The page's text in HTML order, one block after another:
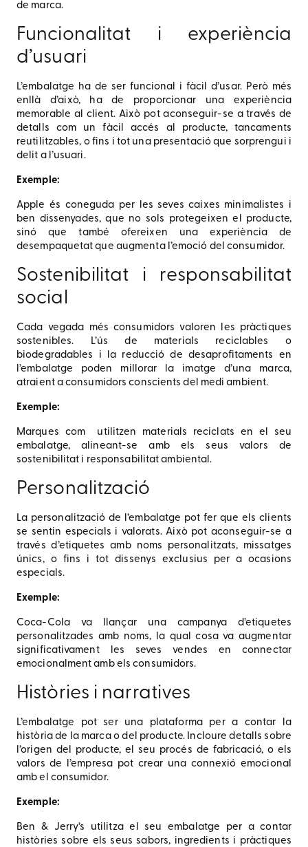
de marca.
Funcionalitat i experiència
d’usuari
L’embalatge ha de ser funcional i fàcil d’usar. Però més
enllà d’això, ha de proporcionar una experiència
memorable al client. Això pot aconseguir-se a través de
detalls com un fàcil accés al producte, tancaments
reutilitzables, o fins i tot una presentació que sorprengui i
delit a l’usuari.
Exemple:
Apple és coneguda per les seves caixes minimalistes i
ben dissenyades, que no sols protegeixen el producte,
sinó que també ofereixen una experiència de
desempaquetat que augmenta l’emoció del consumidor.
Sostenibilitat i responsabilitat
social
Cada vegada més consumidors valoren les pràctiques
sostenibles. L’ús de materials reciclables o
biodegradables i la reducció de desaprofitaments en
l’embalatge poden millorar la imatge d’una marca,
atraient a consumidors conscients del medi ambient.
Exemple:
Marques com utilitzen materials reciclats en el seu
embalatge, alineant-se amb els seus valors de
sostenibilitat i responsabilitat ambiental.
Personalització
La personalització de l’embalatge pot fer que els clients
se sentin especials i valorats. Això pot aconseguir-se a
través d’etiquetes amb noms personalitzats, missatges
únics, o fins i tot dissenys exclusius per a ocasions
especials.
Exemple:
Coca-Cola va llançar una campanya d’etiquetes
personalitzades amb noms, la qual cosa va augmentar
significativament les seves vendes en connectar
emocionalment amb els consumidors.
Històries i narratives
L’embalatge pot ser una plataforma per a contar la
història de la marca o del producte. Incloure detalls sobre
l’origen del producte, el seu procés de fabricació, o els
valors de l’empresa pot crear una connexió emocional
amb el consumidor.
Exemple:
Ben & Jerry’s utilitza el seu embalatge per a contar
històries sobre els seus sabors, ingredients i pràctiques